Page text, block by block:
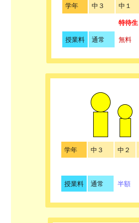
学年 中３ 中１
特待生
授業料 通常 無料
学年 中３ 中２
授業料 通常 半額